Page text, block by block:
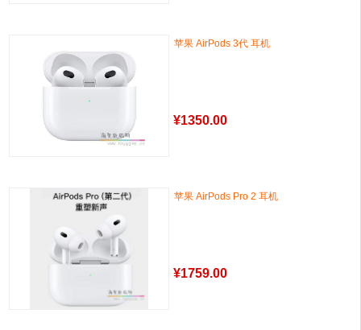
苹果 AirPods 3代 耳机
¥1350.00
苹果 AirPods Pro 2 耳机
¥1759.00